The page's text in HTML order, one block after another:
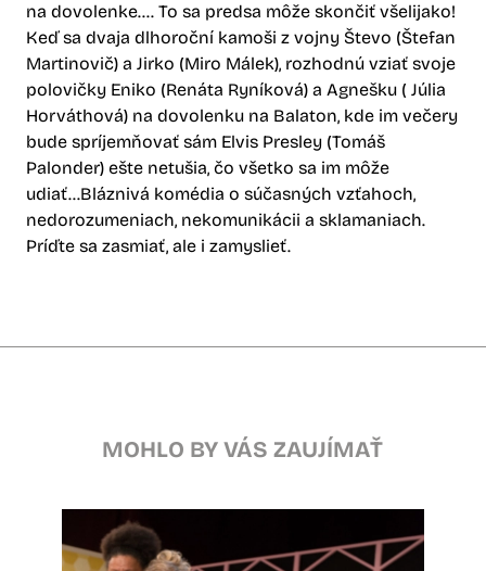
na dovolenke.... To sa predsa môže skončiť všelijako!
Keď sa dvaja dlhoroční kamoši z vojny Števo (Štefan
Martinovič) a Jirko (Miro Málek), rozhodnú vziať svoje
polovičky Eniko (Renáta Ryníková) a Agnešku ( Júlia
Horváthová) na dovolenku na Balaton, kde im večery
bude spríjemňovať sám Elvis Presley (Tomáš
Palonder) ešte netušia, čo všetko sa im môže
udiať...Bláznivá komédia o súčasných vzťahoch,
nedorozumeniach, nekomunikácii a sklamaniach.
Príďte sa zasmiať, ale i zamyslieť.
MOHLO BY VÁS ZAUJÍMAŤ